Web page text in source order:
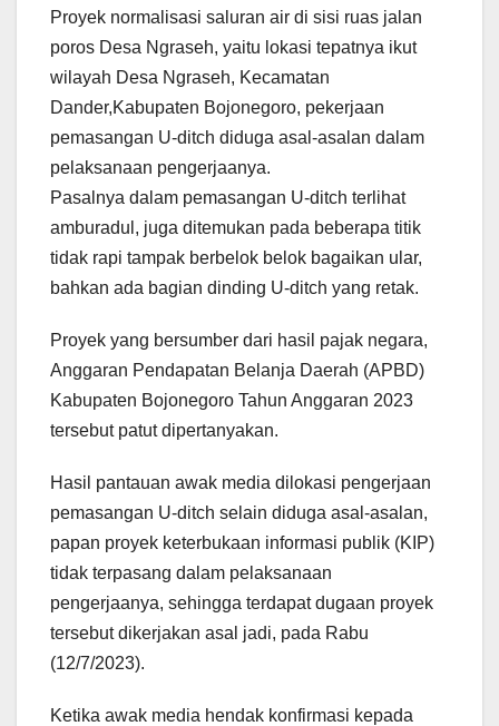
Proyek normalisasi saluran air di sisi ruas jalan
poros Desa Ngraseh, yaitu lokasi tepatnya ikut
wilayah Desa Ngraseh, Kecamatan
Dander,Kabupaten Bojonegoro, pekerjaan
pemasangan U-ditch diduga asal-asalan dalam
pelaksanaan pengerjaanya.
Pasalnya dalam pemasangan U-ditch terlihat
amburadul, juga ditemukan pada beberapa titik
tidak rapi tampak berbelok belok bagaikan ular,
bahkan ada bagian dinding U-ditch yang retak.
Proyek yang bersumber dari hasil pajak negara,
Anggaran Pendapatan Belanja Daerah (APBD)
Kabupaten Bojonegoro Tahun Anggaran 2023
tersebut patut dipertanyakan.
Hasil pantauan awak media dilokasi pengerjaan
pemasangan U-ditch selain diduga asal-asalan,
papan proyek keterbukaan informasi publik (KIP)
tidak terpasang dalam pelaksanaan
pengerjaanya, sehingga terdapat dugaan proyek
tersebut dikerjakan asal jadi, pada Rabu
(12/7/2023).
Ketika awak media hendak konfirmasi kepada